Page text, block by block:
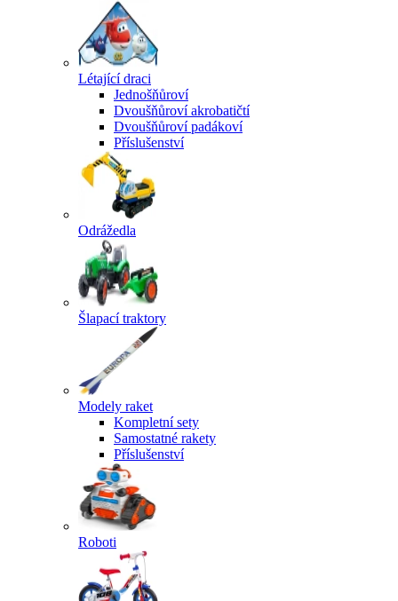
Létající draci
Jednošňůroví
Dvoušňůroví akrobatičtí
Dvoušňůroví padákoví
Příslušenství
Odrážedla
Šlapací traktory
Modely raket
Kompletní sety
Samostatné rakety
Příslušenství
Roboti